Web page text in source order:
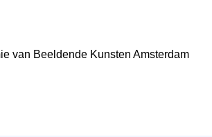
van Beeldende Kunsten Amsterdam